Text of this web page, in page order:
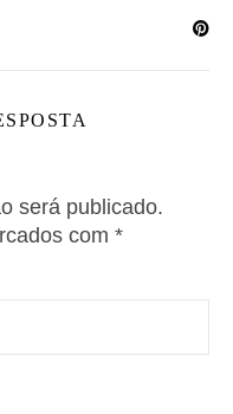
será publicado.
com *